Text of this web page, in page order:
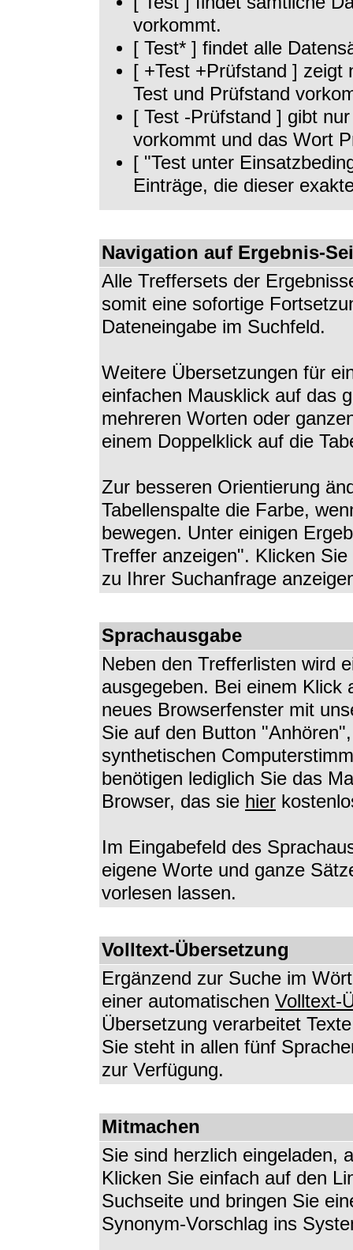
vorkommt.
[ Test* ] findet alle
[ +Test +Prüfstand ] zeigt
Test und Prüfstand
[ Test -Prüfstand ] gibt
vorkommt und das Wort
[ "Test unter
Einträge, die dieser
Navigation auf Ergebnis-
Alle Treffersets der
somit eine sofortige
Dateneingabe im Suchfeld.
Weitere Übersetzungen für
einfachen Mausklick auf das
mehreren Worten oder
einem Doppelklick auf die
Zur besseren Orientierung
Tabellenspalte die Farbe,
bewegen. Unter einigen
Treffer anzeigen". Klicken
zu Ihrer Suchanfrage
Sprachausgabe
Neben den Trefferlisten wird
ausgegeben. Bei einem Klick
neues Browserfenster mit
Sie auf den Button
synthetischen
benötigen lediglich Sie das
Browser, das sie hier
Im Eingabefeld des
eigene Worte und ganze
vorlesen lassen.
Volltext-Übersetzung
Ergänzend zur Suche im
einer automatischen Volltext-
Übersetzung verarbeitet
Sie steht in allen fünf
zur Verfügung.
Mitmachen
Sie sind herzlich eingeladen,
Klicken Sie einfach auf den
Suchseite und bringen Sie
Synonym-Vorschlag ins